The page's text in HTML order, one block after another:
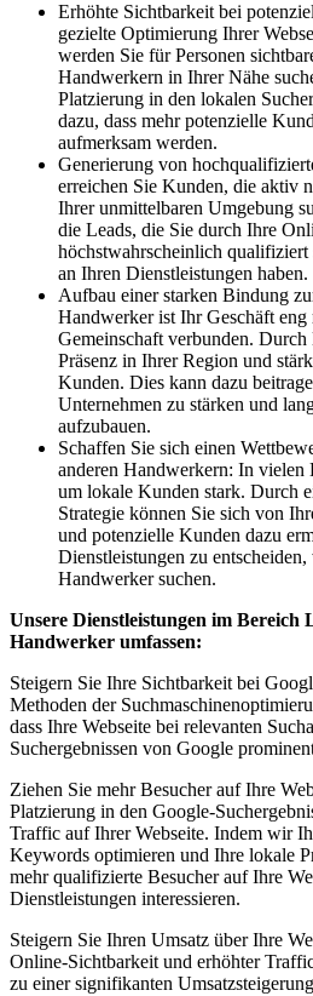
Erhöhte Sichtbarkeit bei
gezielte Optimierung Ihrer
werden Sie für Personen
Handwerkern in Ihrer Nähe
Platzierung in den lokalen
dazu, dass mehr potenzielle
aufmerksam werden.
Generierung von
erreichen Sie Kunden, die aktiv
Ihrer unmittelbaren Umgebung
die Leads, die Sie durch Ihre
höchstwahrscheinlich qualifiziert
an Ihren Dienstleistungen haben.
Aufbau einer starken Bindung
Handwerker ist Ihr Geschäft
Gemeinschaft verbunden.
Präsenz in Ihrer Region und
Kunden. Dies kann dazu
Unternehmen zu stärken und
aufzubauen.
Schaffen Sie sich einen
anderen Handwerkern: In vielen
um lokale Kunden stark. Durch
Strategie können Sie sich von
und potenzielle Kunden dazu
Dienstleistungen zu
Handwerker suchen.
Unsere Dienstleistungen im Bereich
Handwerker umfassen:
Steigern Sie Ihre Sichtbarkeit bei
Methoden der
dass Ihre Webseite bei relevanten
Suchergebnissen von Google
Ziehen Sie mehr Besucher auf Ihre
Platzierung in den Google-
Traffic auf Ihrer Webseite. Indem wir
Keywords optimieren und Ihre lokale
mehr qualifizierte Besucher auf Ihre
Dienstleistungen interessieren.
Steigern Sie Ihren Umsatz über Ihre
Online-Sichtbarkeit und erhöhter
zu einer signifikanten